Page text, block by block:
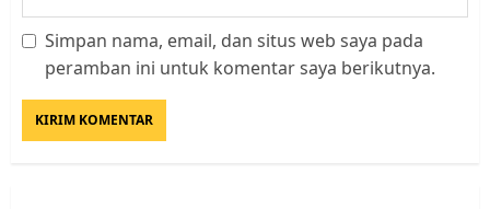
Simpan nama, email, dan situs web saya pada
peramban ini untuk komentar saya berikutnya.
Kader Pajak jadi Penghubung